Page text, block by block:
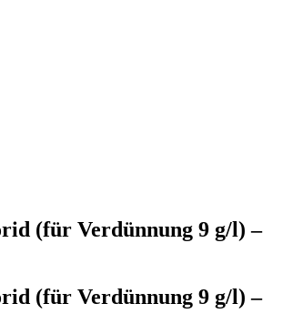
(für Verdünnung 9 g/l) –
(für Verdünnung 9 g/l) –